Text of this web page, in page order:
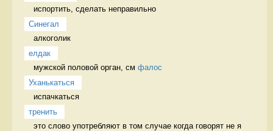
испортить, сделать неправильно
Синегал
алкоголик
елдак
мужской половой орган, см фалос
Уханькаться
испачкаться
тренить
это слово употребляют в том случае когда говорят не я